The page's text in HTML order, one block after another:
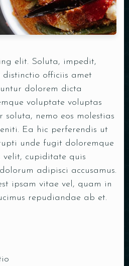
elit. Soluta, impedit,
distinctio officiis amet
dolorem dicta
voluptate voluptas
nemo eos molestias
Ea hic perferendis ut
unde fugit doloremque
velit, cupiditate quis
adipisci accusamus.
ipsam vitae vel, quam in
repudiandae ab et.